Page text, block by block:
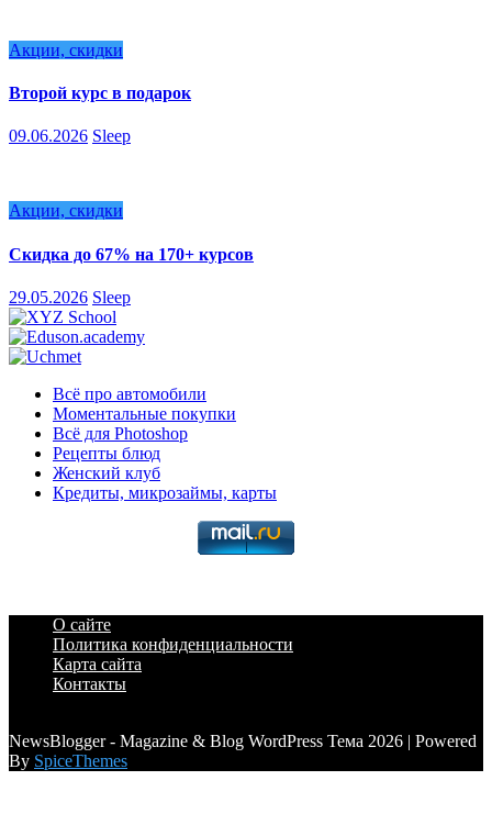
Акции, скидки
Второй курс в подарок
09.06.2026 Sleep
Акции, скидки
Скидка до 67% на 170+ курсов
29.05.2026 Sleep
Всё про автомобили
Моментальные покупки
Всё для Photoshop
Рецепты блюд
Женский клуб
Кредиты, микрозаймы, карты
О сайте
Политика конфиденциальности
Карта сайта
Контакты
NewsBlogger - Magazine & Blog WordPress Тема 2026 | Powered
By SpiceThemes